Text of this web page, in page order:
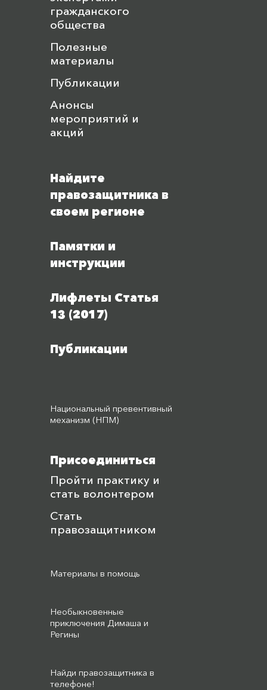
гражданского
общества
Полезные
материалы
Публикации
Анонсы
мероприятий и
акций
Найдите
правозащитника в
своем регионе
Памятки и
инструкции
Лифлеты Статья
13 (2017)
Публикации
Национальный превентивный
механизм (НПМ)
Присоединиться
Пройти практику и
стать волонтером
Стать
правозащитником
Материалы в помощь
Необыкновенные
приключения Димаша и
Регины
Найди правозащитника в
телефоне!